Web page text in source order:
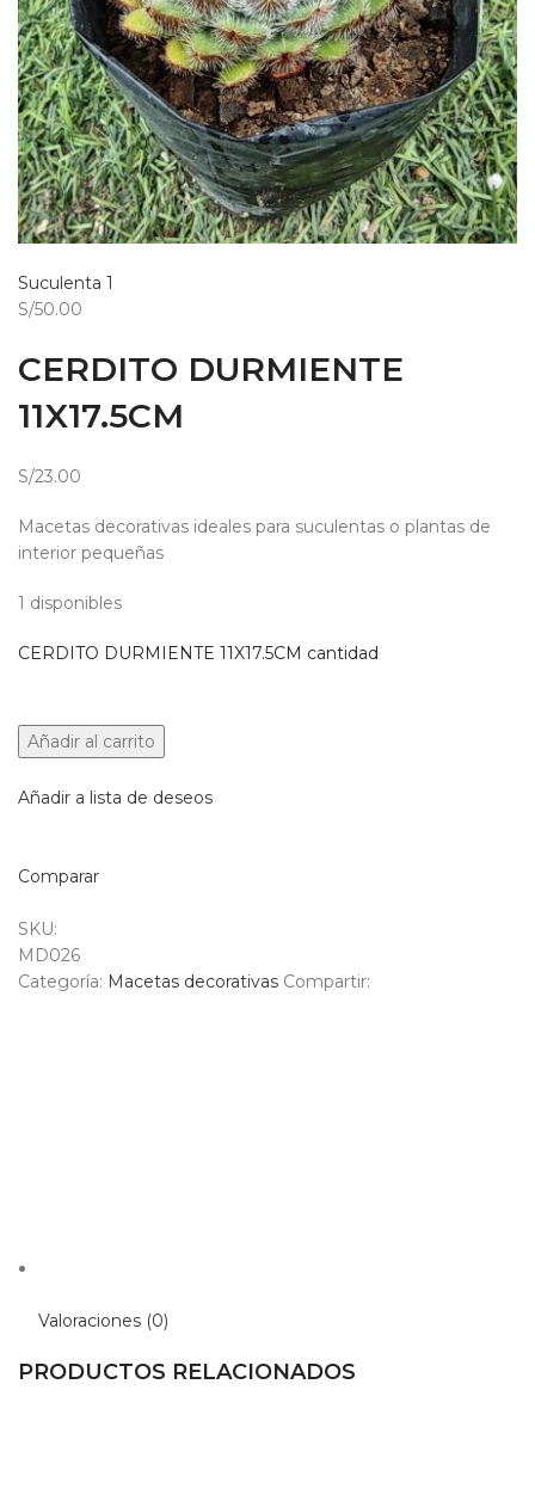
Suculenta 1
S/50.00
CERDITO DURMIENTE
11X17.5CM
S/23.00
Macetas decorativas ideales para suculentas o plantas de
interior pequeñas
1 disponibles
CERDITO DURMIENTE 11X17.5CM cantidad
Añadir al carrito
Añadir a lista de deseos
Comparar
SKU:
MD026
Categoría: Macetas decorativas Compartir:
Valoraciones (0)
PRODUCTOS RELACIONADOS